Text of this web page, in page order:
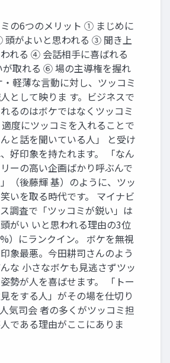
の6つのメリット ① まじめに
頭がよいと思われる ③ 聞き上
れる ④ 会話相手に喜ばれる
取れる ⑥ 場の主導権を握れ
・軽薄な言動に対し、ツッコミ
として映りま す。ビジネスで
るのはボケではなくツッコミ
適度にツッコミを入れることで
んと話を聞いている人」 と受け
好印象を持たれます。 「なん
ーの高い企画ばかり呼ぶんで
（後藤輝 基）のように、ツッ
いを取る時代です。 マイナビ
調査で「ツッコミが鋭い」は
がい いと思われる理由の3位
）にランクイン。 ボケを無視
象最悪。今田耕司さんのよう
な 小さなボケも見逃さずツッ
勢が人を喜ばせます。 「トー
をする人」がその場を仕切り
気司会 者の多くがツッコミ担
である理由がここにありま